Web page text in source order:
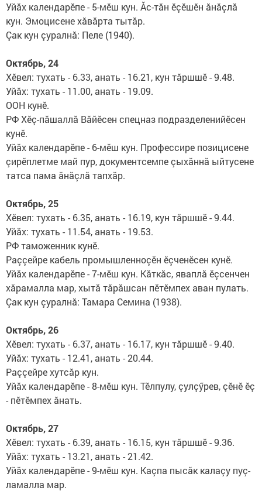
Уйăх календарӗпе - 5-мӗш кун. Ăс-тăн ӗçӗшӗн ăнăçлă
кун. Эмоцисене хăвăрта тытăр.
Çак кун çуралнă: Пеле (1940).
Октябрь, 24
Хӗвел: тухать - 6.33, анать - 16.21, кун тăршшӗ - 9.48.
Уйăх: тухать - 11.00, анать - 19.09.
ООН кунӗ.
РФ Хӗç-пăшаллă Вăйӗсен спецназ подразделенийӗсен
кунӗ.
Уйăх календарӗпе - 6-мӗш кун. Профессире по­зи­ци­сене
çирӗплетме май пур, до­кументсемпе çыхăннă ый­ту­сене
татса пама ăнăçлă тапхăр.
Октябрь, 25
Хӗвел: тухать - 6.35, анать - 16.19, кун тăршшӗ - 9.44.
Уйăх: тухать - 11.54, анать - 19.53.
РФ таможенник кунӗ.
Раççейре кабель промыш­ленноçӗн ӗçченӗсен кунӗ.
Уйăх календарӗпе - 7-мӗш кун. Кăткăс, яваплă ӗçсенчен
хăрамалла мар, хытă тăрăшсан пӗтӗмпех аван пулать.
Çак кун çуралнă: Тамара Се­мина (1938).
Октябрь, 26
Хӗвел: тухать - 6.37, анать - 16.17, кун тăршшӗ - 9.40.
Уйăх: тухать - 12.41, анать - 20.44.
Раççейре хутсăр кун.
Уйăх календарӗпе - 8-мӗш кун. Тӗлпулу, çулçӳрев, çӗнӗ ӗç
- пӗтӗмпех ăнать.
Октябрь, 27
Хӗвел: тухать - 6.39, анать - 16.15, кун тăршшӗ - 9.36.
Уйăх: тухать - 13.21, анать - 21.42.
Уйăх календарӗпе - 9-мӗш кун. Каçпа пысăк калаçу пуç­
ламалла мар.